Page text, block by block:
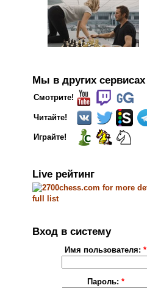
Мы в других сервисах
Смотрите!
Читайте!
Играйте!
Live рейтинг
Вход в систему
Имя пользователя:*
Пароль: *